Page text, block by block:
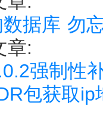
据库 勿
章:
强制性
包获取ip